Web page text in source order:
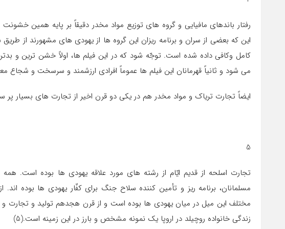
رفتار باندهاي مافيايي و گروه های توزيع مواد مخدر دقيقاً بر پايه همين
اين كه بعضي از سران و برنامه ريزان اين گروه ها از يهودي های مشهورند از
كامل وكافي داده شده است. توجّه شود كه در اين فيلم ها، اولاً خشن ترين و
می شود و ثانياً قهرمانان اين فيلم ها عموماً افرادي ارزشمند و سرسخت و شجاع
ايضاً تجارت ترياك و مواد مخدر هم در يكي دو قرن اخير از تجارت های بسيار پر
5
تجارت اسلحه از قديم ايّام از رشته های مورد علاقه يهودي ها بوده است.
مسلمانان، برنامه ريز و تأمين كننده سلاح جنگ براي كفّار يهودي ها بوده
مختلف اين ميل در ميان يهودي ها بوده است و از قرن هجدهم توليد و
زندگي خانواده روچيلد در اروپا يك نمونه مشخص و بارز در اين زمينه است.(5)